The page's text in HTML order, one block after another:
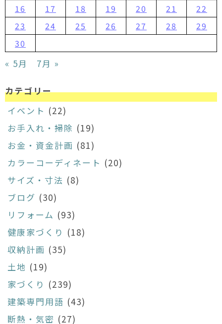
16
17 18 19 20 21
22
23
24 25 26 27 28
29
30
« 5月 7月 »
カテゴリー
イベント (22)
お手入れ・掃除 (19)
お金・資金計画 (81)
カラーコーディネート (20)
サイズ・寸法 (8)
ブログ (30)
リフォーム (93)
健康家づくり (18)
収納計画 (35)
土地 (19)
家づくり (239)
建築専門用語 (43)
断熱・気密 (27)